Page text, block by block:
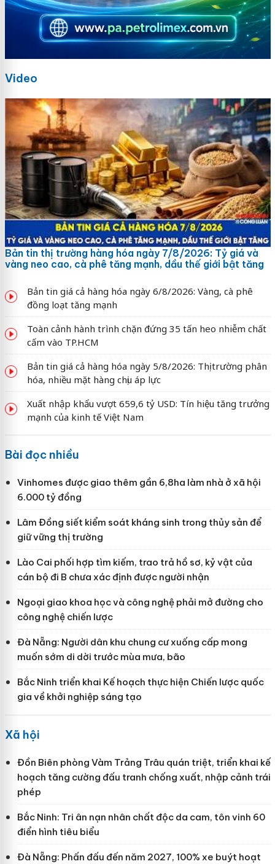
Video
Bản tin thị trường hàng hóa ngày 7/8/2026: Tỷ giá và
vàng neo cao, cà phê tăng mạnh, dầu thế giới bật tăng
Bản tin giá cả hàng hóa ngày 6/8/2026: Vàng, cà phê
đồng loạt tăng mạnh
Toàn cảnh hành trình chặn đứng 35 tấn heo nhiễm chất
cấm vào TP.HCM
Bản tin giá cả hàng hóa ngày 5/8/2026: Thị trường phân
hóa, nhiều mặt hàng chịu áp lực
Xuất nhập khẩu vượt 659,6 tỷ USD: Tín hiệu tăng trưởng
mạnh của kinh tế Việt Nam
Bài đọc nhiều
Vinhomes được giao thêm gần 6,8ha làm nhà ở xã hội
6.000 tỷ đồng
Lâm Đồng siết kiểm soát kháng sinh trong thủy sản để
giữ vững thị trường
Lào Cai phối hợp tìm kiếm, trao trả hồ sơ, kỷ vật của
cán bộ đi B chưa xác định được người nhận
Ngoại giao khoa học và công nghệ phải mở đường cho
công nghệ chiến lược
Đà Nẵng: Người dân khu chung cư xuống cấp mong
muốn sớm di dời trước mùa mưa, bão
Bắc Ninh triển khai Kế hoạch thực hiện Chiến lược quốc
gia về khởi nghiệp sáng tạo
Xã hội
Đồn Biên phòng Vàm Trảng Trâu quán triệt, triển khai kế
hoạch tăng cường đấu tranh chống xuất, nhập cảnh trái
phép
Bắc Ninh: Tri ân nạn nhân chất độc da cam, tôn vinh 60
điển hình tiêu biểu
Đà Nẵng: Phấn đấu đến năm 2027, 100% xe buýt hoạt